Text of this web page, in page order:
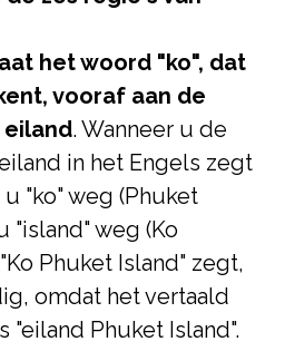
het woord "ko", dat
vooraf aan de
eiland. Wanneer u de
in het Engels zegt
"ko" weg (Phuket
"island" weg (Ko
Phuket Island" zegt,
omdat het vertaald
"eiland Phuket Island".